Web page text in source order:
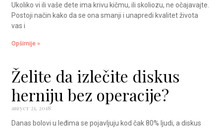
Ukoliko vi ili vaše dete ima krivu kičmu, ili skoliozu, ne očajavajte.
Postoji način kako da se ona smanji i unapredi kvalitet života
vas i
Opširnije »
Želite da izlečite diskus
herniju bez operacije?
август 21, 2018
Danas bolovi u leđima se pojavljuju kod čak 80% ljudi, a diskus